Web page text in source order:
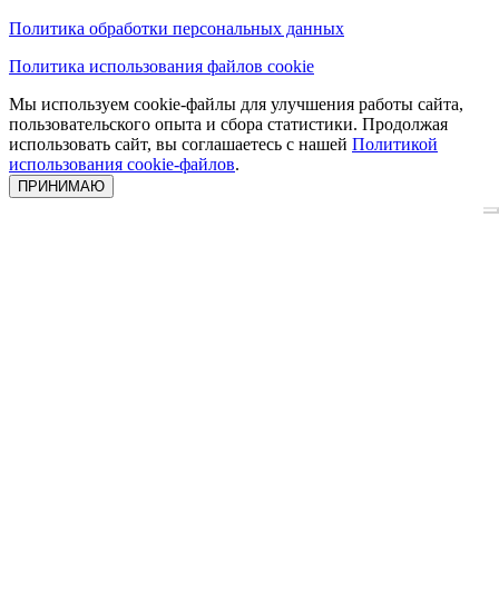
Политика обработки персональных данных
Политика использования файлов cookie
Мы используем cookie-файлы для улучшения работы сайта,
пользовательского опыта и сбора статистики. Продолжая
использовать сайт, вы соглашаетесь с нашей Политикой
использования cookie-файлов.
ПРИНИМАЮ